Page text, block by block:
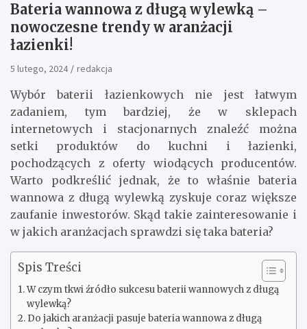
Bateria wannowa z długą wylewką –
nowoczesne trendy w aranżacji
łazienki!
5 lutego, 2024 redakcja
Wybór baterii łazienkowych nie jest łatwym
zadaniem, tym bardziej, że w sklepach
internetowych i stacjonarnych znaleźć można
setki produktów do kuchni i łazienki,
pochodzących z oferty wiodących producentów.
Warto podkreślić jednak, że to właśnie bateria
wannowa z długą wylewką zyskuje coraz większe
zaufanie inwestorów. Skąd takie zainteresowanie i
w jakich aranżacjach sprawdzi się taka bateria?
Spis Treści
W czym tkwi źródło sukcesu baterii wannowych z długą
wylewką?
Do jakich aranżacji pasuje bateria wannowa z długą